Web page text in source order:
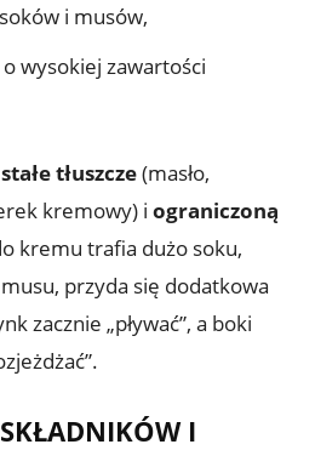
i musów,
wysokiej zawartości
stałe tłuszcze(masło,
kremowy) i ograniczoną
kremu trafia dużo soku,
przyda się dodatkowa
zacznie „pływać”, a boki
I